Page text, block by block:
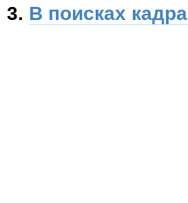
3. В поисках кадра